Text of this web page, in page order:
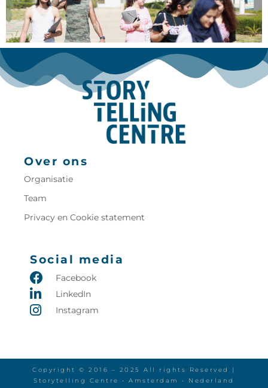
Over ons
Organisatie
Team
Privacy en Cookie statement
Social media
Facebook
LinkedIn
Instagram
Copyright © 2016 – 2025 All rights Reserved |
Storytelling Centre • Amsterdam • Nederland